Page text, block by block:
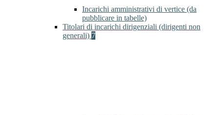
Incarichi amministrativi di vertice (da
pubblicare in tabelle)
Titolari di incarichi dirigenziali (dirigenti non
generali) 7